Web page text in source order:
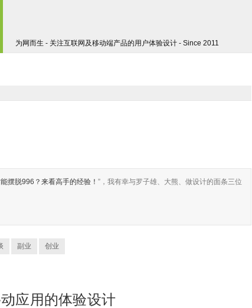
为网而生 - 关注互联网及移动端产品的用户体验设计 - Since 2011
摆脱996？来看高手的经验！ ”，我有幸与罗子雄、大熊、做设计的面条三位
副业 创业
应用的体验设计